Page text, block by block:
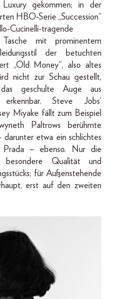
gekommen; in der
HBO-Serie „Succession“
Cucinelli-tragende
mit prominentem
der betuchten
„Old Money“, also altes
nicht zur Schau gestellt,
geschulte Auge aus
Steve Jobs‘
Miyake fällt zum Beispiel
Paltrows berühmte
darunter etwa ein schlichtes
Prada – ebenso. Nur die
Qualität und
für Außenstehende
erst auf den zweiten